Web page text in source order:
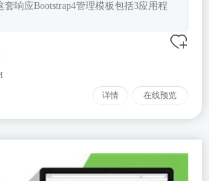
响应Bootstrap4管理模板包括3应用程
详情 在线预览